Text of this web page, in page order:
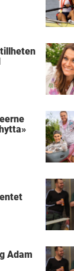
Adam